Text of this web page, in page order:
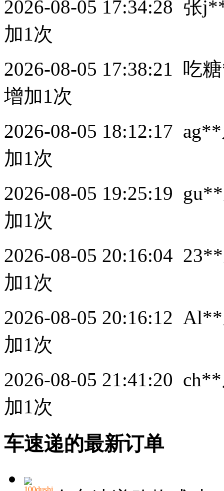
2026-08-05 17:34:28 张
加1次
2026-08-05 17:38:21 吃
增加1次
2026-08-05 18:12:17 ag**
加1次
2026-08-05 19:25:19 gu**
加1次
2026-08-05 20:16:04 23**
加1次
2026-08-05 20:16:12 Al**
加1次
2026-08-05 21:41:20 ch**
加1次
车速递的最新订单
100dushi